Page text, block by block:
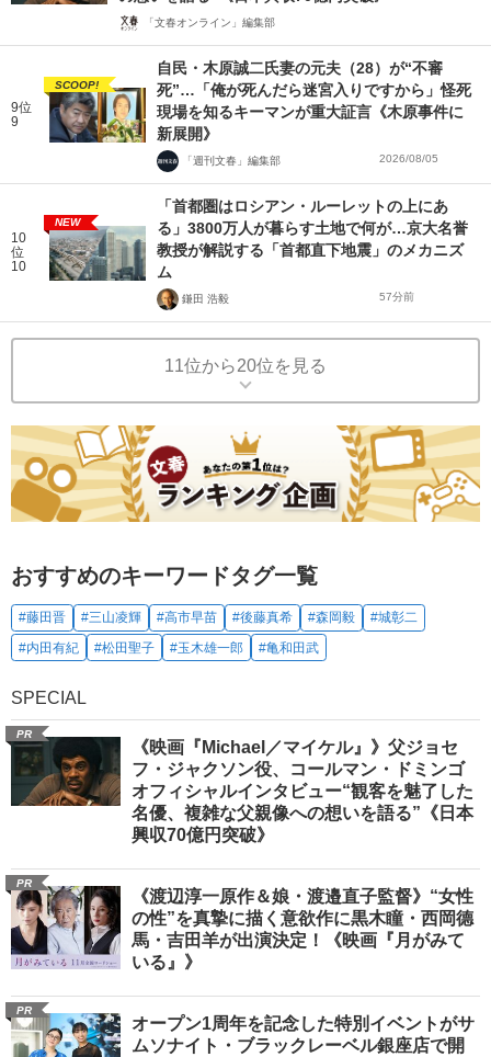
「文春オンライン」編集部
9位
9
SCOOP!
自民・木原誠二氏妻の元夫（28）が“不審
死”…「俺が死んだら迷宮入りですから」怪死
現場を知るキーマンが重大証言《木原事件に
新展開》
「週刊文春」編集部 2026/08/05
10
位
10
NEW
「首都圏はロシアン・ルーレットの上にあ
る」3800万人が暮らす土地で何が…京大名誉
教授が解説する「首都直下地震」のメカニズ
ム
鎌田 浩毅 57分前
11位から20位を見る
おすすめのキーワードタグ一覧
#藤田晋 #三山凌輝 #高市早苗 #後藤真希 #森岡毅
#城彰二
#内田有紀
#松田聖子 #玉木雄一郎 #亀和田武
SPECIAL
PR
《映画『Michael／マイケル』》父ジョセ
フ・ジャクソン役、コールマン・ドミンゴ
オフィシャルインタビュー“観客を魅了した
名優、複雑な父親像への想いを語る”《日本
興収70億円突破》
PR
《渡辺淳一原作＆娘・渡邉直子監督》“女性
の性”を真摯に描く意欲作に黒木瞳・西岡德
馬・吉田羊が出演決定！《映画『月がみて
いる』》
PR
オープン1周年を記念した特別イベントがサ
ムソナイト・ブラックレーベル銀座店で開